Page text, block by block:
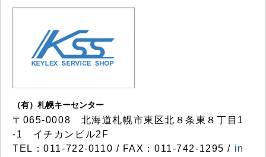
（有）札幌キーセンター
〒065-0008 北海道札幌市東区北８条東８丁目1
-1 イチカンビル2F
TEL：011-722-0110 / FAX：011-742-1295 / in